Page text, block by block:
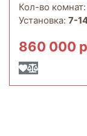
Кол-во комнат:
Установка: 7-
860 000